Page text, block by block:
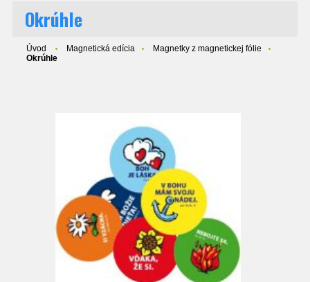
Okrúhle
Úvod Magnetická edícia
Magnetky z magnetickej fólie
Okrúhle